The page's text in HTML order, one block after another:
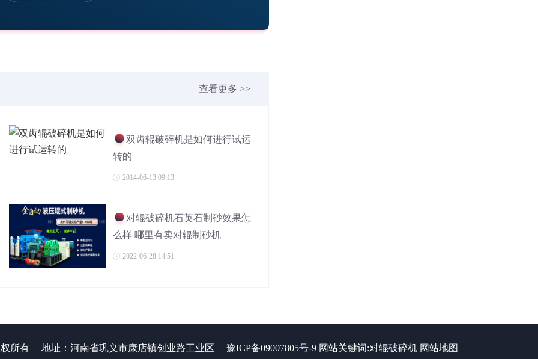
查看更多 >>
双齿辊破碎机是如何进行试运
转的
2014-06-13 09:13
对辊破碎机石英石制砂效果怎
么样 哪里有卖对辊制砂机
2022-06-28 14:51
所有 地址：河南省巩义市康店镇创业路工业区 豫ICP备09007805号-9网站关键词:对辊破碎机 网站地图